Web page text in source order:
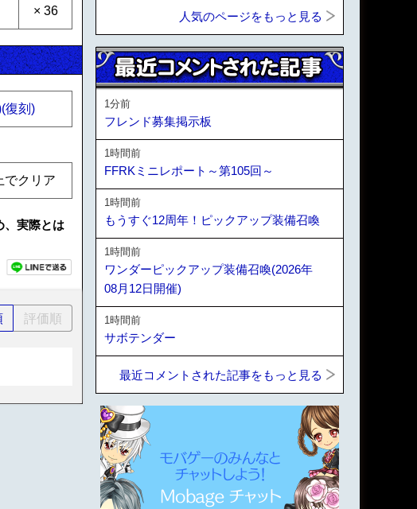
× 36
復刻)
でクリア
、実際とは
評価順
人気のページをもっと見る
1分前
フレンド募集掲示板
1時間前
FFRKミニレポート～第105回～
1時間前
もうすぐ12周年！ピックアップ装備召喚
1時間前
ワンダーピックアップ装備召喚(2026年
08月12日開催)
1時間前
サボテンダー
最近コメントされた記事をもっと見る